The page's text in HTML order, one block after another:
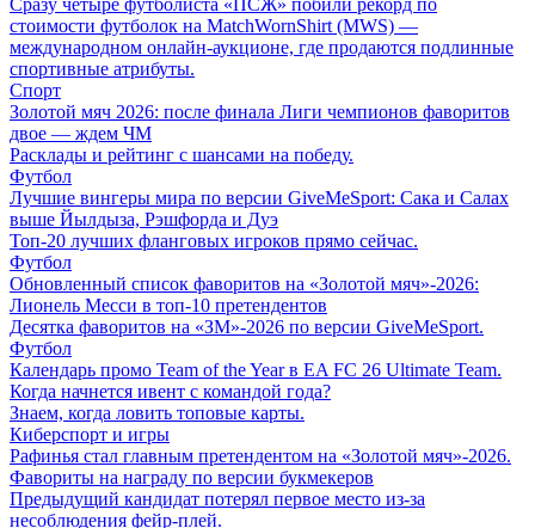
Сразу четыре футболиста «ПСЖ» побили рекорд по
стоимости футболок на MatchWornShirt (MWS) —
международном онлайн-аукционе, где продаются подлинные
спортивные атрибуты.
Спорт
Золотой мяч 2026: после финала Лиги чемпионов фаворитов
двое — ждем ЧМ
Расклады и рейтинг с шансами на победу.
Футбол
Лучшие вингеры мира по версии GiveMeSport: Сака и Салах
выше Йылдыза, Рэшфорда и Дуэ
Топ-20 лучших фланговых игроков прямо сейчас.
Футбол
Обновленный список фаворитов на «Золотой мяч»-2026:
Лионель Месси в топ-10 претендентов
Десятка фаворитов на «ЗМ»-2026 по версии GiveMeSport.
Футбол
Календарь промо Team of the Year в EA FC 26 Ultimate Team.
Когда начнется ивент с командой года?
Знаем, когда ловить топовые карты.
Киберспорт и игры
Рафинья стал главным претендентом на «Золотой мяч»-2026.
Фавориты на награду по версии букмекеров
Предыдущий кандидат потерял первое место из-за
несоблюдения фейр-плей.